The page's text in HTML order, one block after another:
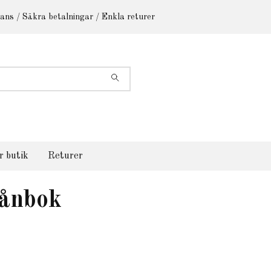
/ Säkra betalningar / Enkla returer
butik Returer